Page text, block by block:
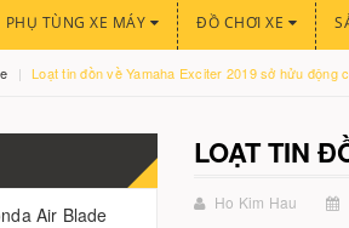
PHỤ TÙNG XE MÁY ĐỒ CHƠI XE
Loạt tin đồn về Yamaha Exciter 2019 sở hửu động
LOẠT TIN
Ho Kim Hau
Air Blade